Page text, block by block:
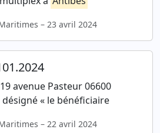
– 23 avril 2024
avenue Pasteur 06600
désigné « le bénéficiaire
– 22 avril 2024